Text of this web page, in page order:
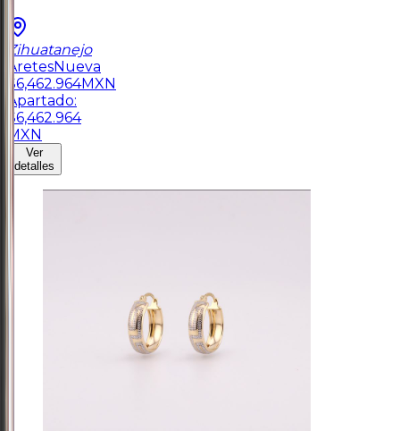
Zihuatanejo
AretesNueva
$6,462.964MXN
Apartado:
$6,462.964
MXN
Ver
detalles